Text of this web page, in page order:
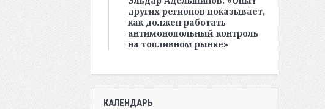
других регионов показывает,
как должен работать
антимонопольный контроль
на топливном рынке»
КАЛЕНДАРЬ